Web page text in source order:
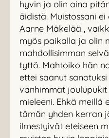
hyvin ja olin aina
äidistä. Muistossani
Aarne Mäkelää ,
myös paikalla ja olin
mahdollisimman
tyttö. Mahtoiko hän
ettei saanut
vanhimmat
mieleeni. Ehkä meillä
tämän yhden kerran
ilmestyivät eteiseen